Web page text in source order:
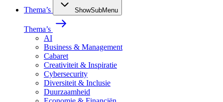
Thema’s ShowSubMenu
Thema’s
AI
Business & Management
Cabaret
Creativiteit & Inspiratie
Cybersecurity
Diversiteit & Inclusie
Duurzaamheid